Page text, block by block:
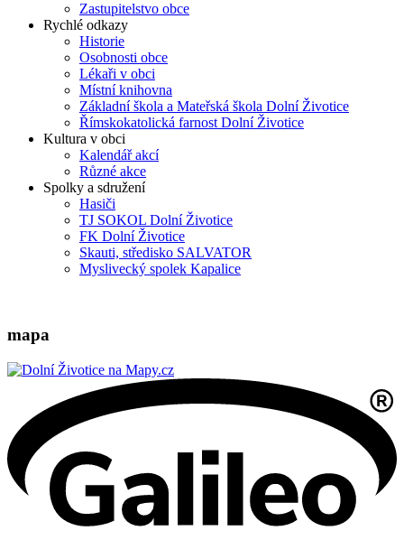
Zastupitelstvo obce
Rychlé odkazy
Historie
Osobnosti obce
Lékaři v obci
Místní knihovna
Základní škola a Mateřská škola Dolní Životice
Římskokatolická farnost Dolní Životice
Kultura v obci
Kalendář akcí
Různé akce
Spolky a sdružení
Hasiči
TJ SOKOL Dolní Životice
FK Dolní Životice
Skauti, středisko SALVATOR
Myslivecký spolek Kapalice
mapa